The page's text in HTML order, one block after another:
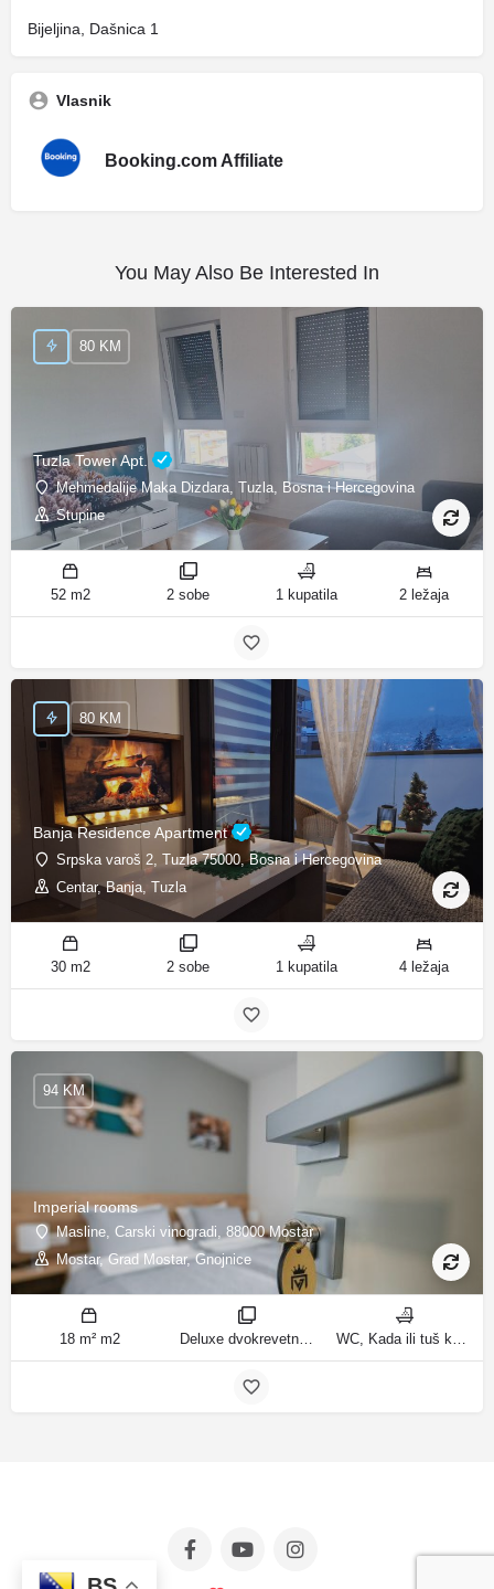
Bijeljina, Dašnica 1
Vlasnik
Booking.com Affiliate
You May Also Be Interested In
Tuzla Tower Apt.
Mehmedalije Maka Dizdara, Tuzla, Bosna i Hercegovina
Stupine
80 KM
52 m2 2 sobe 1 kupatila 2 ležaja
Banja Residence Apartment
Srpska varoš 2, Tuzla 75000, Bosna i Hercegovina
Centar, Banja, Tuzla
80 KM
30 m2 2 sobe 1 kupatila 4 ležaja
Imperial rooms
Masline, Carski vinogradi, 88000 Mostar
Mostar, Grad Mostar, Gnojnice
94 KM
18 m² m2 Deluxe dvokrevetna soba/dvokrevetna soba sobe